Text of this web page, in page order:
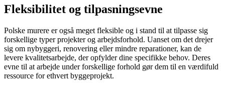
Fleksibilitet og tilpasningsevne
Polske murere er også meget fleksible og i stand til at tilpasse sig
forskellige typer projekter og arbejdsforhold. Uanset om det drejer
sig om nybyggeri, renovering eller mindre reparationer, kan de
levere kvalitetsarbejde, der opfylder dine specifikke behov. Deres
evne til at arbejde under forskellige forhold gør dem til en værdifuld
ressource for ethvert byggeprojekt.